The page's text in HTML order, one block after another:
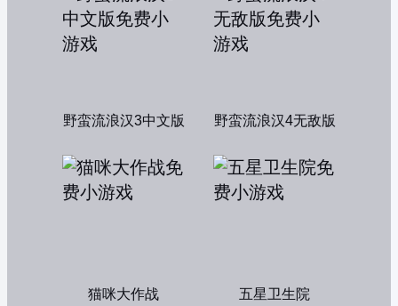
野蛮流浪汉3中文版 野蛮流浪汉4无敌版
猫咪大作战 五星卫生院